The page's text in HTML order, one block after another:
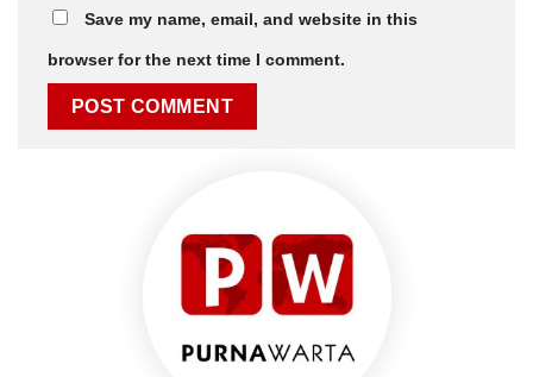
Save my name, email, and website in this
browser for the next time I comment.